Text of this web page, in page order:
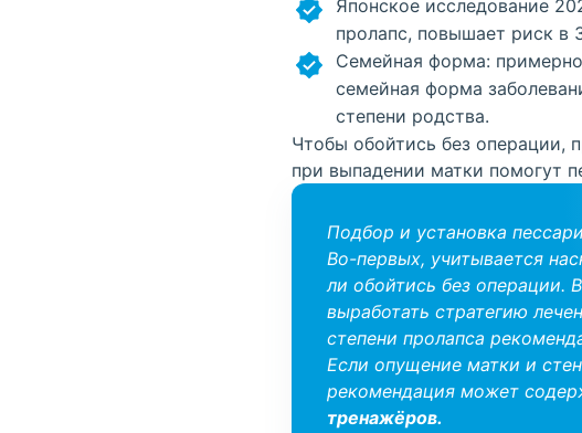
Японское исследование
пролапс, повышает риск в
Семейная форма:
семейная форма
степени родства.
Чтобы обойтись без операции,
при выпадении матки помогут
Подбор и установка
Во-первых, учитывается
ли обойтись без операции.
выработать стратегию
степени пролапса
Если опущение матки и
рекомендация может
тренажёров.